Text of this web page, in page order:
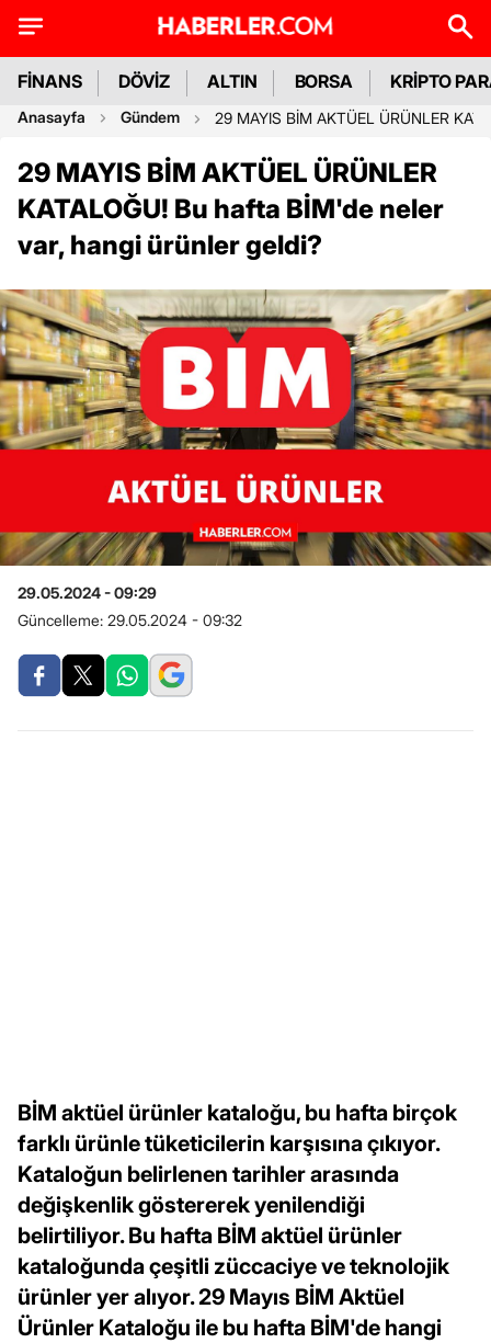
FİNANS DÖVİZ ALTIN BORSA KRİPTO
Anasayfa Gündem 29 MAYIS BİM AKTÜEL ÜRÜNLER
29 MAYIS BİM AKTÜEL ÜRÜNLER
KATALOĞU! Bu hafta BİM'de neler
var, hangi ürünler geldi?
29.05.2024 - 09:29
Güncelleme: 29.05.2024 - 09:32
BİM aktüel ürünler kataloğu, bu hafta birçok
farklı ürünle tüketicilerin karşısına çıkıyor.
Kataloğun belirlenen tarihler arasında
değişkenlik göstererek yenilendiği
belirtiliyor. Bu hafta BİM aktüel ürünler
kataloğunda çeşitli züccaciye ve teknolojik
ürünler yer alıyor. 29 Mayıs BİM Aktüel
Ürünler Kataloğu ile bu hafta BİM'de hangi